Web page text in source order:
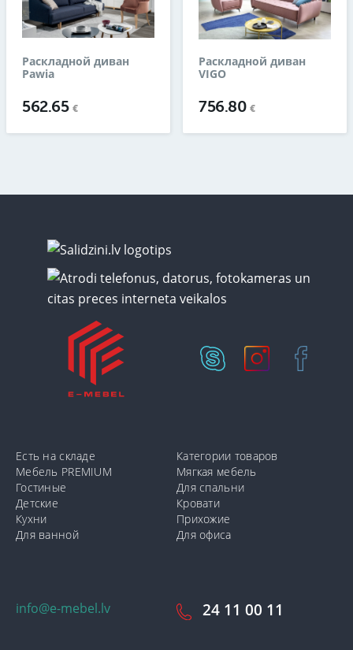
Раскладной диван
Pawia
562.65€
Раскладной диван
VIGO
756.80€
info@e-mebel.lv 24 11 00 11
Есть на складе
Категории товаров
Мебель PREMIUM
Мягкая мебель
Гостиные
Для спальни
Детские
Кровати
Кухни
Прихожие
Для ванной
Для офиса